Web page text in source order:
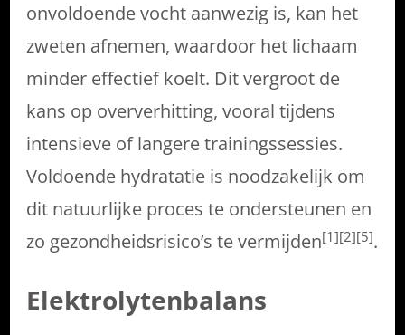
onvoldoende vocht aanwezig is, kan het
zweten afnemen, waardoor het lichaam
minder effectief koelt. Dit vergroot de
kans op oververhitting, vooral tijdens
intensieve of langere trainingssessies.
Voldoende hydratatie is noodzakelijk om
dit natuurlijke proces te ondersteunen en
zo gezondheidsrisico’s te vermijden[1][2][5].
Elektrolytenbalans